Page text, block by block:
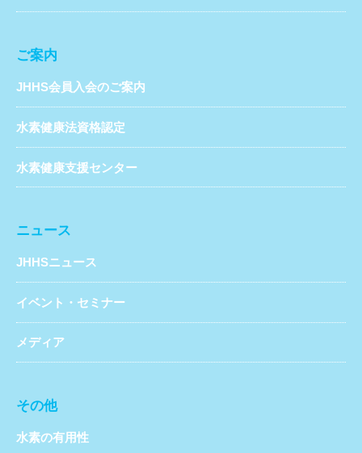
ご案内
JHHS会員入会のご案内
水素健康法資格認定
水素健康支援センター
ニュース
JHHSニュース
イベント・セミナー
メディア
その他
水素の有用性